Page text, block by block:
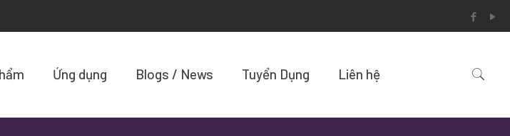
Ứng dụng Blogs / News Tuyển Dụng Liên hệ